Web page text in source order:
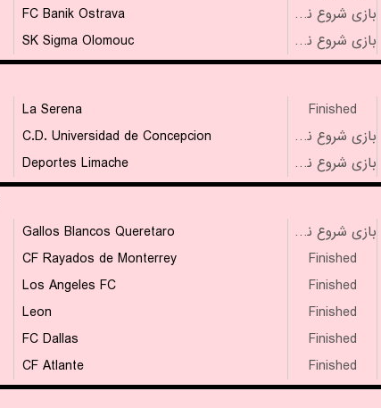
FC Banik Ostrava بازی شروع نشده است
SK Sigma Olomouc بازی شروع نشده است
La Serena Finished
C.D. Universidad de Concepcion بازی شروع نشده است
Deportes Limache بازی شروع نشده است
Gallos Blancos Queretaro بازی شروع نشده است
CF Rayados de Monterrey Finished
Los Angeles FC Finished
Leon Finished
FC Dallas Finished
CF Atlante Finished